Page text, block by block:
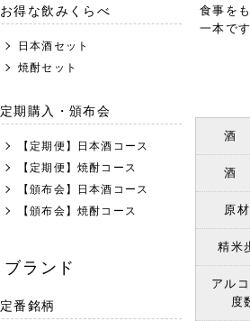
お得な飲みくらべ
日本酒セット
焼酎セット
定期購入・頒布会
【定期便】日本酒コース
【定期便】焼酎コース
【頒布会】日本酒コース
【頒布会】焼酎コース
ブランド
定番銘柄
食事を
一本です
酒
酒
原
精米
アル
度